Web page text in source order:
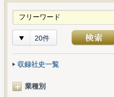
20件
収録社史一覧
業種別